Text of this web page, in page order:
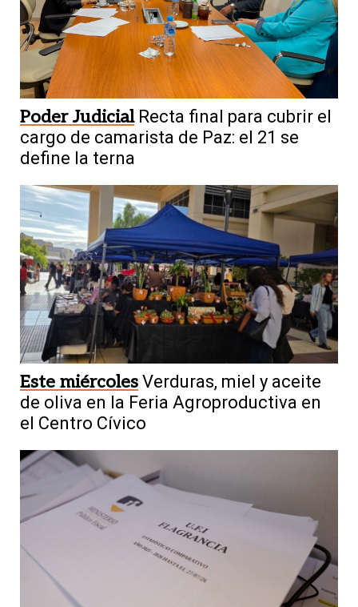
Poder Judicial Recta final para cubrir el
cargo de camarista de Paz: el 21 se
define la terna
Este miércoles Verduras, miel y aceite
de oliva en la Feria Agroproductiva en
el Centro Cívico